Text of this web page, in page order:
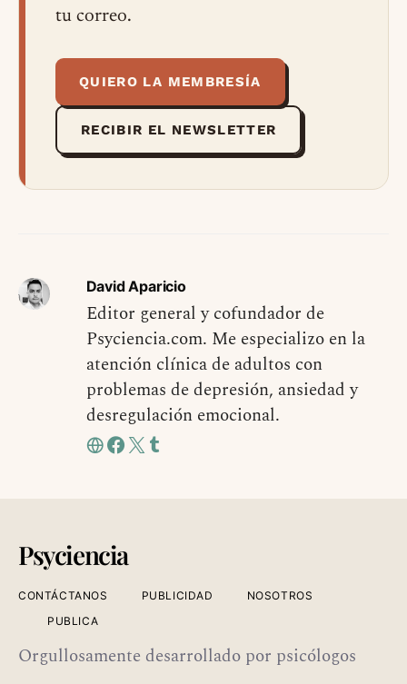
tu correo.
QUIERO LA MEMBRESÍA
RECIBIR EL NEWSLETTER
David Aparicio
Editor general y cofundador de
Psyciencia.com. Me especializo en la
atención clínica de adultos con
problemas de depresión, ansiedad y
desregulación emocional.
Psyciencia
CONTÁCTANOS PUBLICIDAD
NOSOTROS
PUBLICA
Orgullosamente desarrollado por psicólogos